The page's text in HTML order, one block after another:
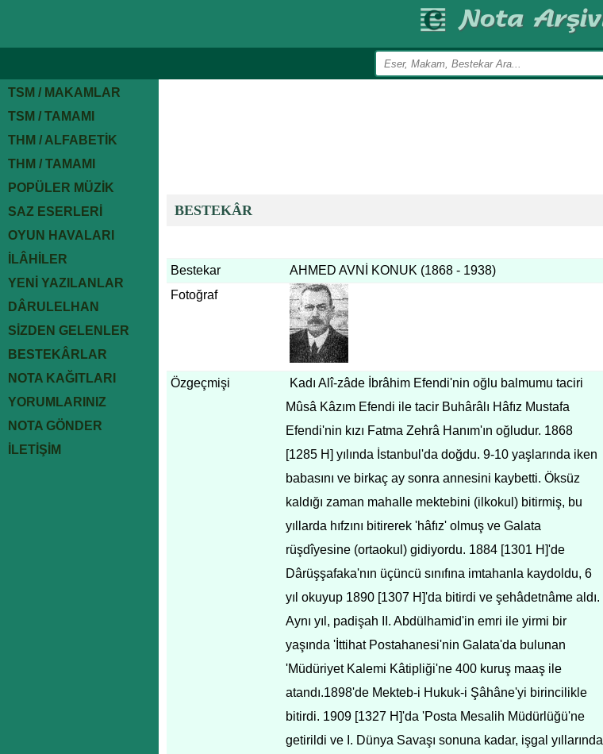
TSM / MAKAMLAR
TSM / TAMAMI
THM / ALFABETİK
THM / TAMAMI
POPÜLER MÜZİK
SAZ ESERLERİ
OYUN HAVALARI
İLÂHİLER
YENİ YAZILANLAR
DÂRULELHAN
SİZDEN GELENLER
BESTEKÂRLAR
NOTA KAĞITLARI
YORUMLARINIZ
NOTA GÖNDER
İLETİŞİM
BESTEKÂR
Bestekar
AHMED AVNİ KONUK (1868 - 1938)
Fotoğraf
Özgeçmişi
Kadı Alî-zâde İbrâhim Efendi'nin oğlu balmumu taciri
Mûsâ Kâzım Efendi ile tacir Buhârâlı Hâfız Mustafa
Efendi'nin kızı Fatma Zehrâ Hanım'ın oğludur. 1868
[1285 H] yılında İstanbul'da doğdu. 9-10 yaşlarında iken
babasını ve birkaç ay sonra annesini kaybetti. Öksüz
kaldığı zaman mahalle mektebini (ilkokul) bitirmiş, bu
yıllarda hıfzını bitirerek 'hâfız' olmuş ve Galata
rüşdîyesine (ortaokul) gidiyordu. 1884 [1301 H]'de
Dârüşşafaka'nın üçüncü sınıfına imtahanla kaydoldu, 6
yıl okuyup 1890 [1307 H]'da bitirdi ve şehâdetnâme aldı.
Aynı yıl, padişah II. Abdülhamid'in emri ile yirmi bir
yaşında 'İttihat Postahanesi'nin Galata'da bulunan
'Müdüriyet Kalemi Kâtipliği'ne 400 kuruş maaş ile
atandı.1898'de Mekteb-i Hukuk-i Şâhâne'yi birincilikle
bitirdi. 1909 [1327 H]'da 'Posta Mesalih Müdürlüğü'ne
getirildi ve I. Dünya Savaşı sonuna kadar, işgal yıllarında